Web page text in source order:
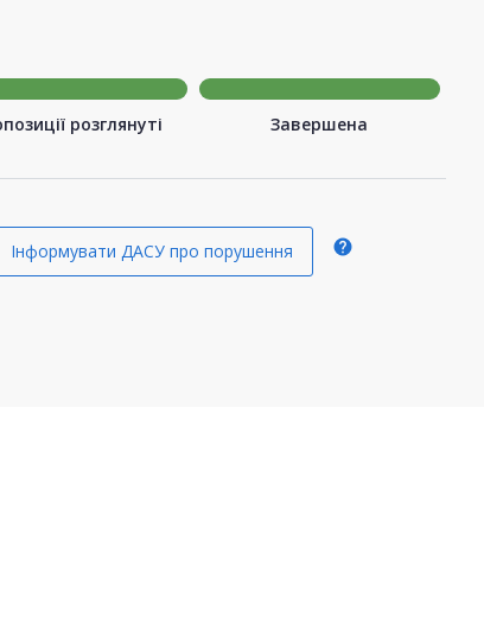
розглянуті Завершена
Інформувати ДАСУ про порушення help